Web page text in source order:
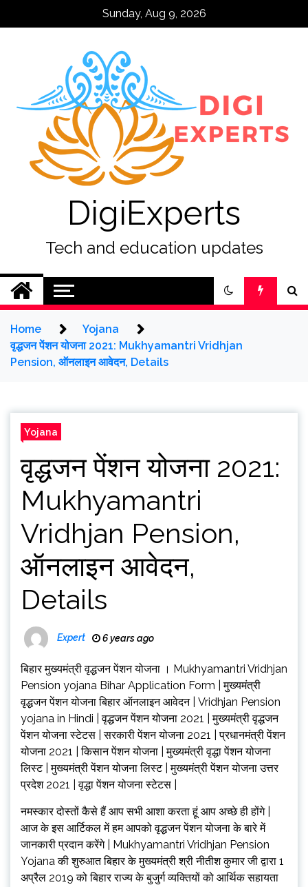
Sunday, Aug 9, 2026
DigiExperts
Tech and education updates
Home
Yojana
वृद्धजन पेंशन योजना 2021: Mukhyamantri Vridhjan
Pension, ऑनलाइन आवेदन, Details
Yojana
वृद्धजन पेंशन योजना 2021:
Mukhyamantri
Vridhjan Pension,
ऑनलाइन आवेदन,
Details
Expert 6 years ago
बिहार मुख्यमंत्री वृद्धजन पेंशन योजना । Mukhyamantri Vridhjan
Pension yojana Bihar Application Form | मुख्यमंत्री
वृद्धजन पेंशन योजना बिहार ऑनलाइन आवेदन | Vridhjan Pension
yojana in Hindi | वृद्धजन पेंशन योजना 2021 | मुख्यमंत्री वृद्धजन
पेंशन योजना स्टेटस | सरकारी पेंशन योजना 2021 | प्रधानमंत्री पेंशन
योजना 2021 | किसान पेंशन योजना | मुख्यमंत्री वृद्धा पेंशन योजना
लिस्ट | मुख्यमंत्री पेंशन योजना लिस्ट | मुख्यमंत्री पेंशन योजना उत्तर
प्रदेश 2021 | वृद्धा पेंशन योजना स्टेटस |
नमस्कार दोस्तों कैसे हैं आप सभी आशा करता हूं आप अच्छे ही होंगे |
आज के इस आर्टिकल में हम आपको वृद्धजन पेंशन योजना के बारे में
जानकारी प्रदान करेंगे | Mukhyamantri Vridhjan Pension
Yojana की शुरुआत बिहार के मुख्यमंत्री श्री नीतीश कुमार जी द्वारा 1
अप्रैल 2019 को बिहार राज्य के बुजुर्ग व्यक्तियों को आर्थिक सहायता